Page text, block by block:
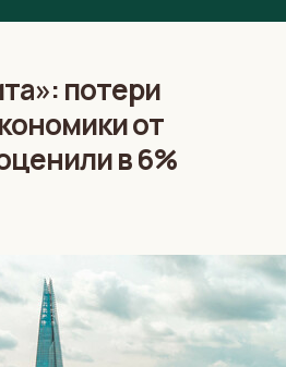
потери
от
в 6%